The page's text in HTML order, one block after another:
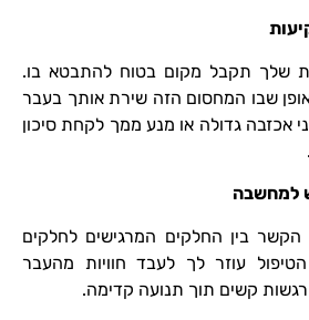
שלך תקבל מקום בטוח להתבטא בו.
שבו המחסום הזה שירת אותך בעבר
אכזבה גדולה או מנע ממך לקחת סיכון
למחשבה
הקשר בין החלקים המרגישים לחלקים
עוזר לך לעבד חוויות מהעבר
קשים תוך תנועה קדימה.